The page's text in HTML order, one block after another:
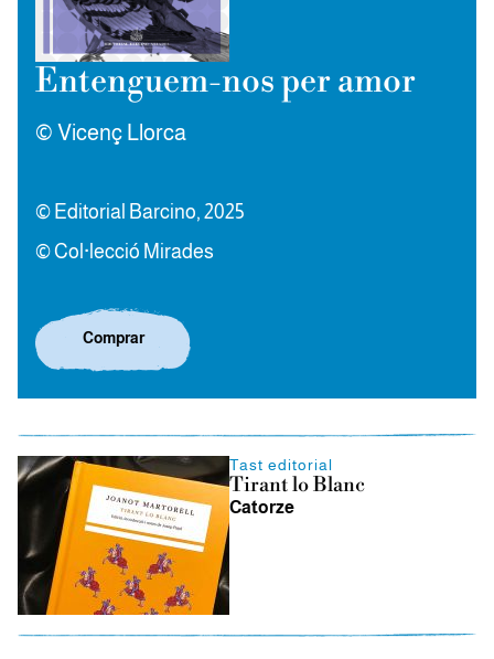
Entenguem-nos per amor
© Vicenç Llorca
© Editorial Barcino, 2025
© Col·lecció Mirades
Comprar
Tast editorial
Tirant lo Blanc
Catorze